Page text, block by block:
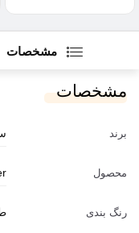
مشخصات
مشخصات
برند
محصول
رنگ بندی